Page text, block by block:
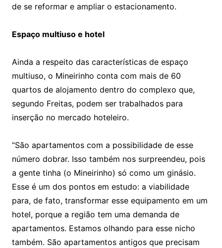
de se reformar e ampliar o estacionamento.
Espaço multiuso e hotel
Ainda a respeito das características de espaço
multiuso, o Mineirinho conta com mais de 60
quartos de alojamento dentro do complexo que,
segundo Freitas, podem ser trabalhados para
inserção no mercado hoteleiro.
“São apartamentos com a possibilidade de esse
número dobrar. Isso também nos surpreendeu, pois
a gente tinha (o Mineirinho) só como um ginásio.
Esse é um dos pontos em estudo: a viabilidade
para, de fato, transformar esse equipamento em um
hotel, porque a região tem uma demanda de
apartamentos. Estamos olhando para esse nicho
também. São apartamentos antigos que precisam